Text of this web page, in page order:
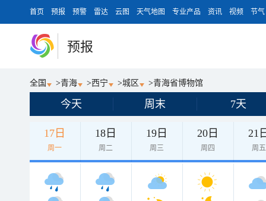
首页 预报 预警 雷达 云图 天气地图 专业产品 资讯 视频 节气
预报
全国 >青海 >西宁 >城区 >青海省博物馆
今天 周末 7天
17日
周一
18日
周二
19日
周三
20日
周四
21
周五